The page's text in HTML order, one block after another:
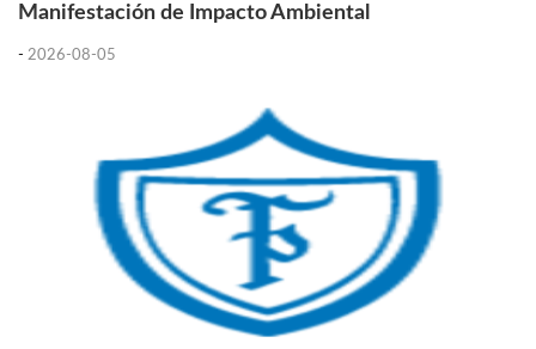
Manifestación de Impacto Ambiental
- 2026-08-05